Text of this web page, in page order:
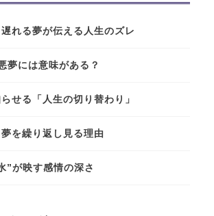
れる夢が伝える人生のズレ
夢には意味がある？
せる「人生の切り替わり」
を繰り返し見る理由
”が映す感情の深さ